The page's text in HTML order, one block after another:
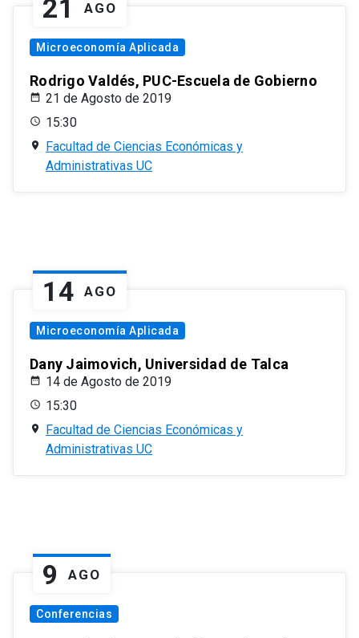
21 AGO
Microeconomía Aplicada
Rodrigo Valdés, PUC-Escuela de Gobierno
21 de Agosto de 2019
15:30
Facultad de Ciencias Económicas y
Administrativas UC
14 AGO
Microeconomía Aplicada
Dany Jaimovich, Universidad de Talca
14 de Agosto de 2019
15:30
Facultad de Ciencias Económicas y
Administrativas UC
9 AGO
Conferencias